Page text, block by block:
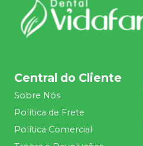
Central do Cliente
Sobre Nós
Política de Frete
Política Comercial